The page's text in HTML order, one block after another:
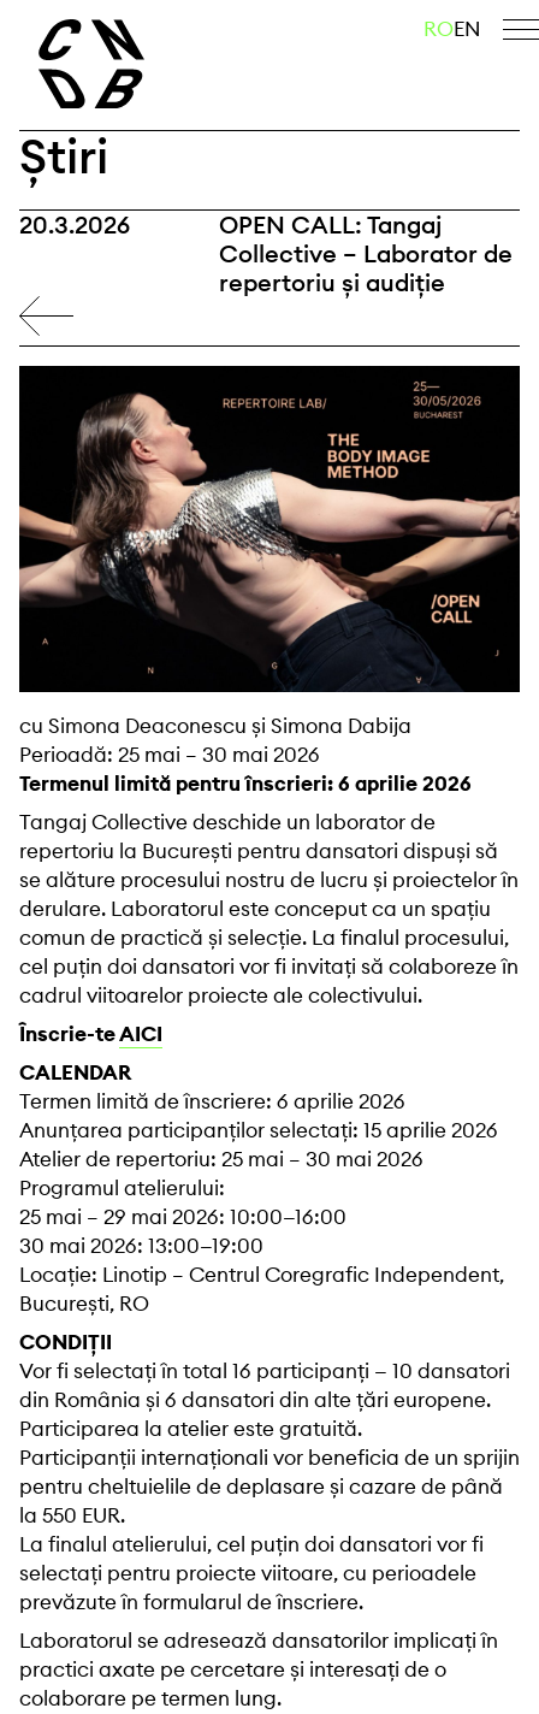
content
caută ROEN
Știri
20.3.2026
OPEN CALL: Tangaj
Collective – Laborator de
repertoriu și audiție
cu Simona Deaconescu și Simona Dabija
Perioadă: 25 mai – 30 mai 2026
Termenul limită pentru înscrieri: 6 aprilie 2026
Tangaj Collective deschide un laborator de
repertoriu la București pentru dansatori dispuși să
se alăture procesului nostru de lucru și proiectelor în
derulare. Laboratorul este conceput ca un spațiu
comun de practică și selecție. La finalul procesului,
cel puțin doi dansatori vor fi invitați să colaboreze în
cadrul viitoarelor proiecte ale colectivului.
Înscrie-teAICI
CALENDAR
Termen limită de înscriere: 6 aprilie 2026
Anunțarea participanților selectați: 15 aprilie 2026
Atelier de repertoriu: 25 mai – 30 mai 2026
Programul atelierului:
25 mai – 29 mai 2026: 10:00—16:00
30 mai 2026: 13:00—19:00
Locație: Linotip – Centrul Coregrafic Independent,
București, RO
CONDIȚII
Vor fi selectați în total 16 participanți — 10 dansatori
din România și 6 dansatori din alte țări europene.
Participarea la atelier este gratuită.
Participanții internaționali vor beneficia de un sprijin
pentru cheltuielile de deplasare și cazare de până
la 550 EUR.
La finalul atelierului, cel puțin doi dansatori vor fi
selectați pentru proiecte viitoare, cu perioadele
prevăzute în formularul de înscriere.
Laboratorul se adresează dansatorilor implicați în
practici axate pe cercetare și interesați de o
colaborare pe termen lung.